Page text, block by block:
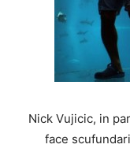
Nick Vujicic, in
face